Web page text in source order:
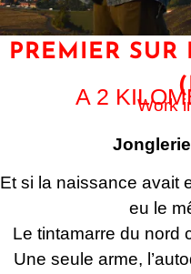
PREMIER SUR
A 2 Work
Et si la naissance avait
eu le
Le tintamarre du nord
Une seule arme,